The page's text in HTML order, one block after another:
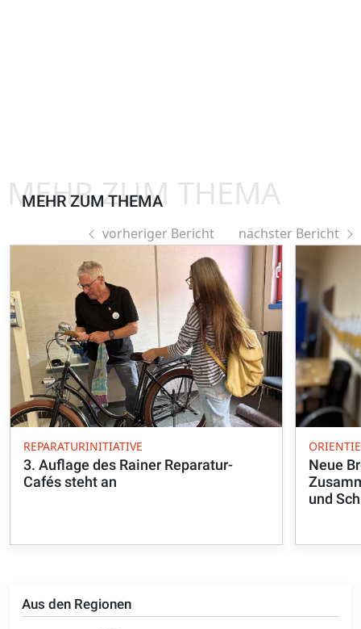
Aus den Regionen
MEHR ZUM THEMA
MEHR ZUM THEMA
vorheriger Bericht nächster Bericht
REPARATURINITIATIVE
3. Auflage des Rainer Reparatur-
Cafés steht an
Neue
und